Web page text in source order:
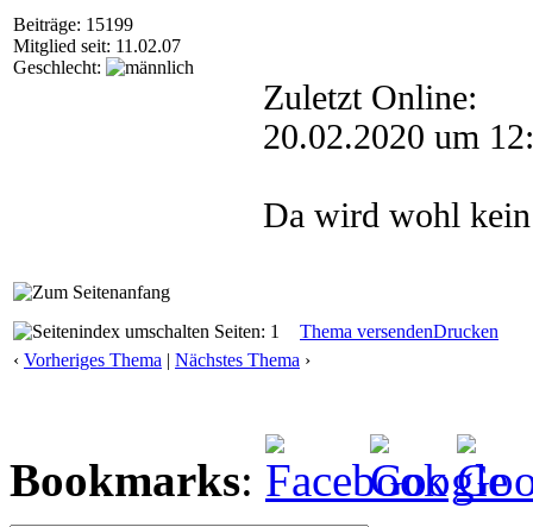
Beiträge: 15199
Mitglied seit: 11.02.07
Geschlecht:
Zuletzt Online:
20.02.2020 um
Da wird wohl kein
Seiten: 1 Thema versendenDrucken
‹ Vorheriges Thema | Nächstes Thema ›
Bookmarks: